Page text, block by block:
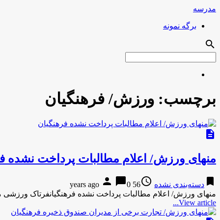
مدرسه
برگه نمونه
search
برچسب: ورزش/ فرهنگیان
description
منهای ورزش/ اعلام مطالبات پرداخت نشده
bookmark دسته‌بندی نشده access_time
56 years ago
person chat_bubble0
منهای ورزش/ اعلام مطالبات پرداخت نشده فرهنگیانفرتاک
View article...